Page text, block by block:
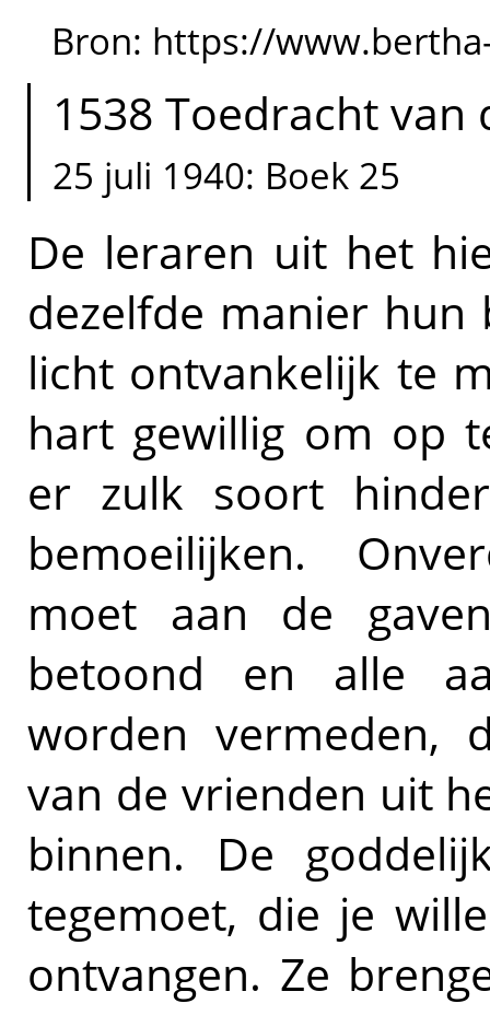
Bron: https://
1538 Toedracht van
25 juli 1940: Boek 25
De leraren uit het
dezelfde manier
licht ontvankelijk te
hart gewillig om op
er zulk soort
bemoeilijken.
moet aan de
betoond en alle
worden vermeden,
van de vrienden uit
binnen. De
tegemoet, die je
ontvangen. Ze